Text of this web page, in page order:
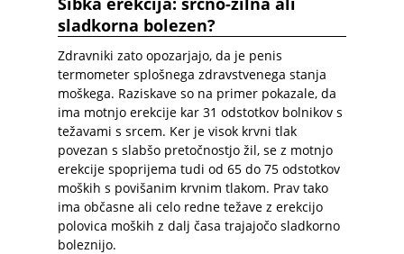
sladkorna bolezen?
Zdravniki zato opozarjajo, da je penis
termometer splošnega zdravstvenega stanja
moškega. Raziskave so na primer pokazale, da
ima motnjo erekcije kar 31 odstotkov bolnikov s
težavami s srcem. Ker je visok krvni tlak
povezan s slabšo pretočnostjo žil, se z motnjo
erekcije spoprijema tudi od 65 do 75 odstotkov
moških s povišanim krvnim tlakom. Prav tako
ima občasne ali celo redne težave z erekcijo
polovica moških z dalj časa trajajočo sladkorno
boleznijo.